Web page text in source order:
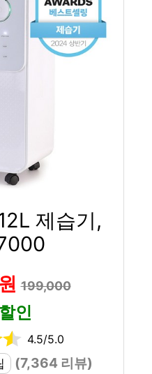
제습기,
199,000
인
4.5/5.0
(7,364 리뷰)